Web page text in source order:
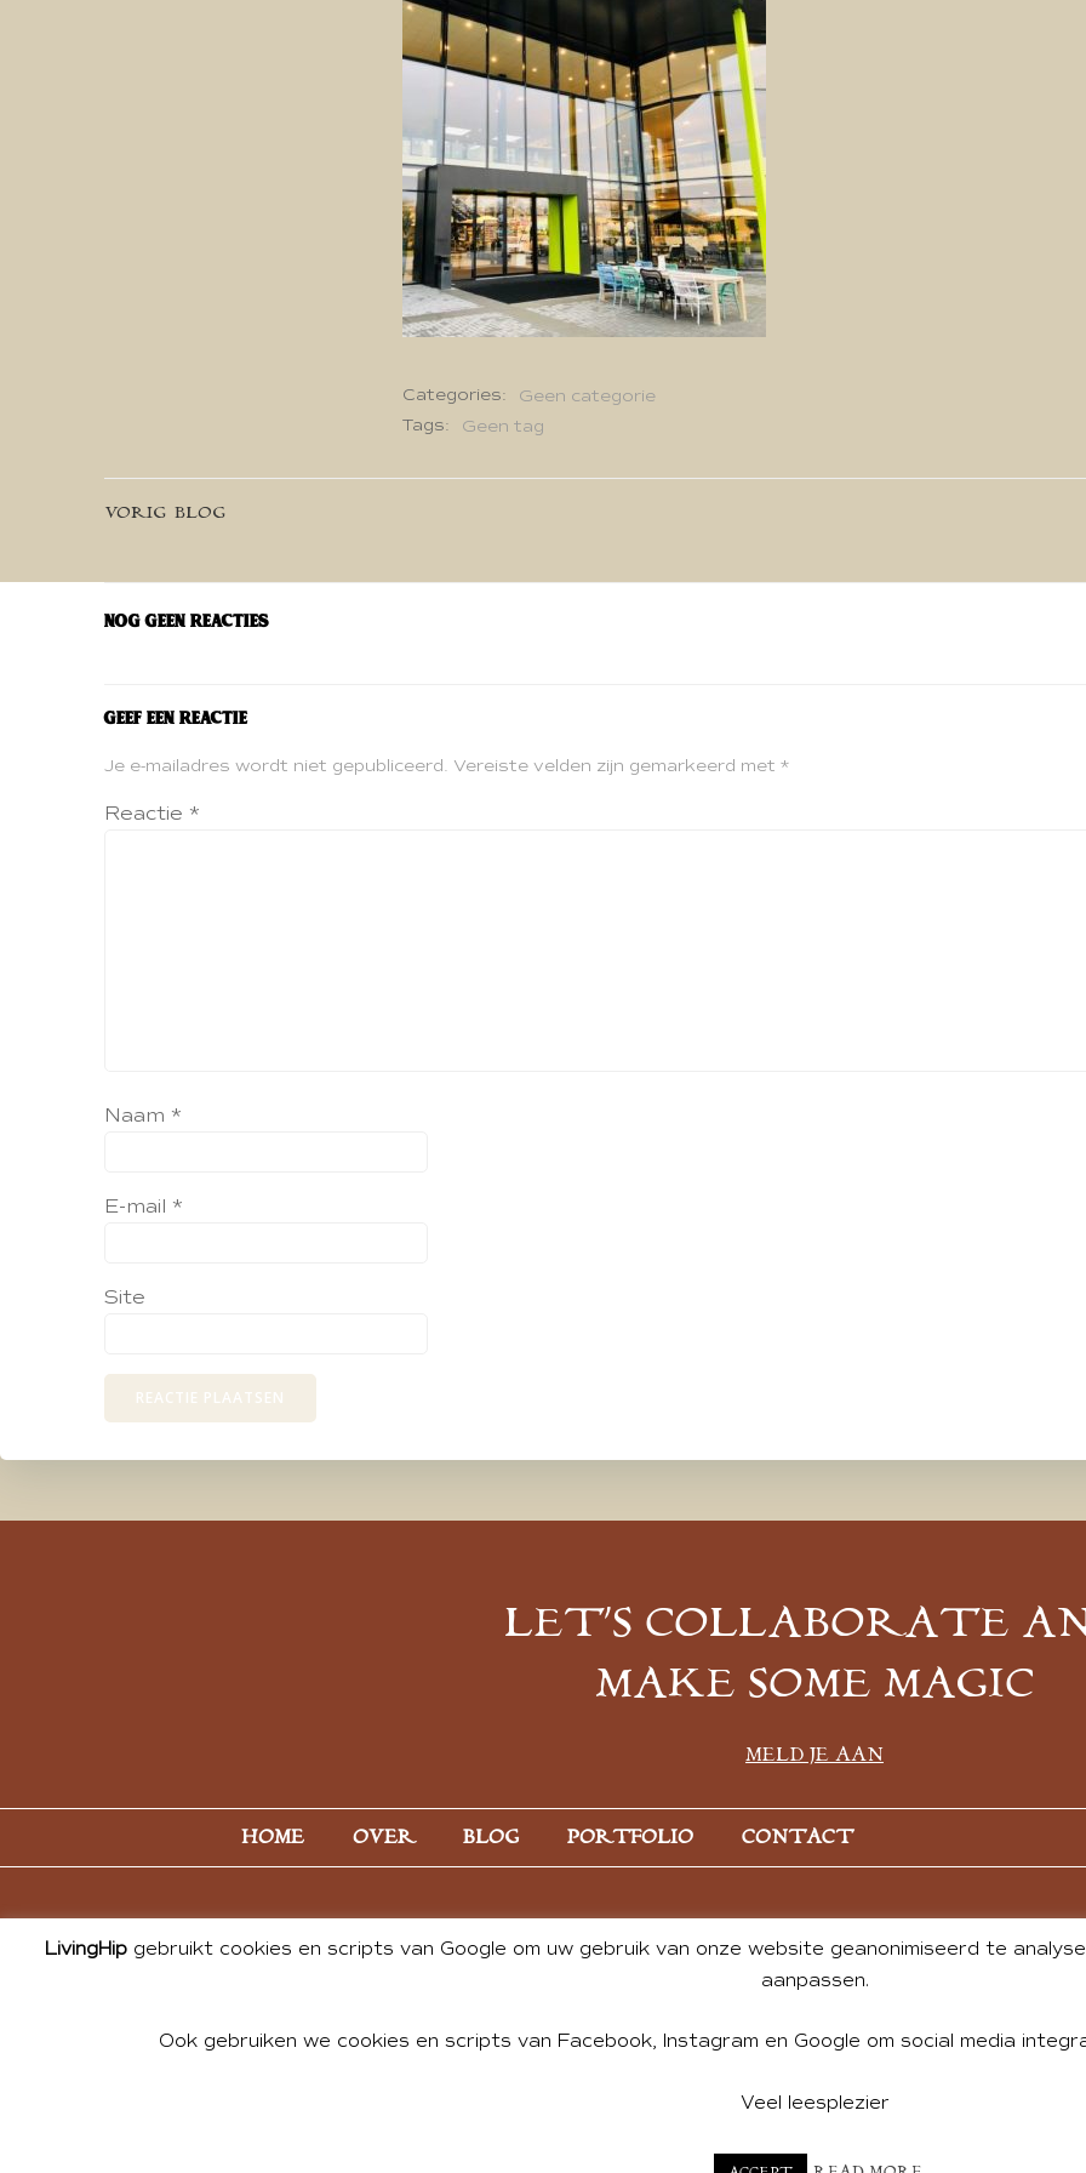
Categories:
Geen categorie
Tags:
Geen tag
Bericht
navigatie
VORIG BLOG
Nog geen reacties
Geef een reactie
Je e-mailadres wordt niet gepubliceerd. Vereiste velden zijn gemarkeerd met *
Reactie *
Naam *
E-mail *
Site
LET’S COLLABORATE
MAKE SOME MAGIC
MELD JE AAN
HOME OVER BLOG PORTFOLIO CONTACT
© 2026 ALL PHOTOS & CONTENT BY ANDREA DE GROOT. WEBSITE DESIGN BY
LivingHip gebruikt cookies en scripts van Google om uw gebruik van onze website geanonimiseerd te
aanpassen.
Ook gebruiken we cookies en scripts van Facebook, Instagram en Google om social media
Veel leesplezier